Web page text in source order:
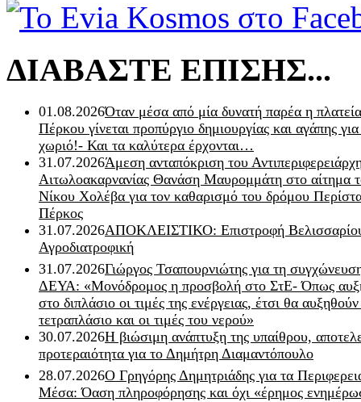
ΔΙΑΒΑΣΤΕ ΕΠΙΣΗΣ...
01.08.2026Όταν μέσα από μία δυνατή παρέα η
Πέρκου γίνεται προπύργιο δημιουργίας και αγάπης
χωριό!- Και τα καλύτερα έρχονται…
31.07.2026Άμεση ανταπόκριση του
Αιτωλοακαρνανίας Θανάση Μαυρομμάτη στο αίτημα
Νίκου Χολέβα για τον καθαρισμό του δρόμου
Πέρκος
31.07.2026ΑΠΟΚΛΕΙΣΤΙΚΟ: Επιστροφή
Αγροδιατροφική
31.07.2026Γιώργος Τσαπουρνιώτης για τη
ΔΕΥΑ: «Μονόδρομος η προσβολή στο ΣτΕ- Όπως
στο διπλάσιο οι τιμές της ενέργειας, έτσι θα
τετραπλάσιο και οι τιμές του νερού»
30.07.2026Η βιώσιμη ανάπτυξη της υπαίθρου,
προτεραιότητα για το Δημήτρη Διαμαντόπουλο
28.07.2026Ο Γρηγόρης Δημητριάδης για τα
Μέσα: Όαση πληροφόρησης και όχι «έρημος